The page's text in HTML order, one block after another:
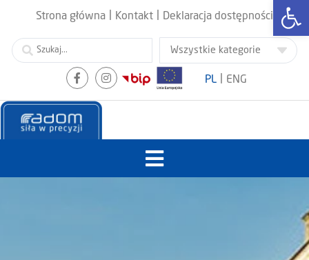
Strona główna Kontakt Deklaracja dostępności
PL ENG